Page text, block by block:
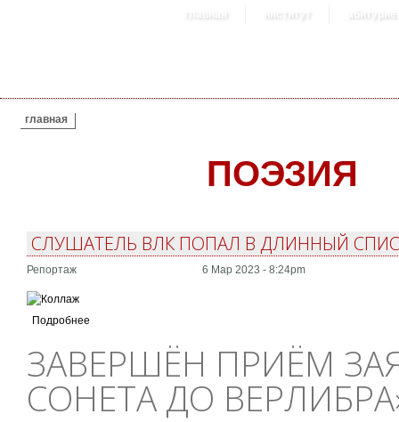
главная институт
ВЫ ЗДЕСЬ
главная
ПОЭЗИЯ
СЛУШАТЕЛЬ ВЛК ПОПАЛ В ДЛИННЫЙ
Репортаж 6 Мар 2023 - 8:24pm
Подробнее
ЗАВЕРШЁН ПРИЁМ
СОНЕТА ДО